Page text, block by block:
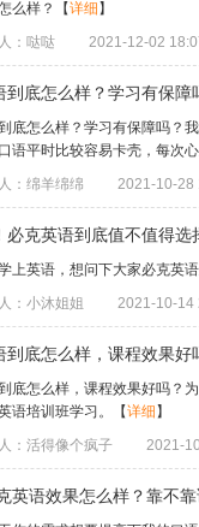
么样？
【详细 】
：哒哒
2021-12-02
到底怎么样？学习有保障
底怎么样？学习有保障吗？
语平时比较容易卡壳，每次
：绵羊绵绵
2021-10-28
必克英语到底值不值得
上英语，想问下大家必克英
：小沐姐姐
2021-10-14
到底怎么样，课程效果好
底怎么样，课程效果好吗？
语培训班学习。
【详细 】
：活得像个疯子
2021-
英语效果怎么样？靠不